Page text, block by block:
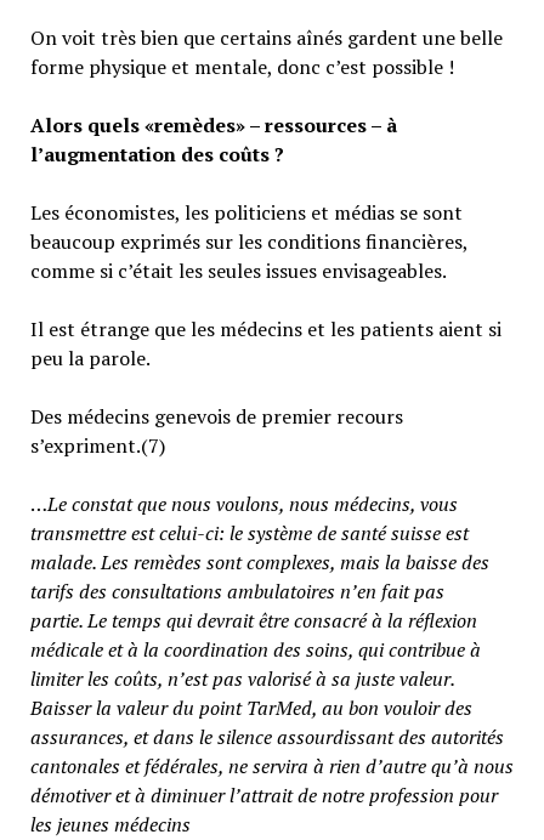
On voit très bien que certains aînés gardent une belle
forme physique et mentale, donc c’est possible !
Alors quels «remèdes» – ressources – à
l’augmentation des coûts ?
Les économistes, les politiciens et médias se sont
beaucoup exprimés sur les conditions financières,
comme si c’était les seules issues envisageables.
Il est étrange que les médecins et les patients aient si
peu la parole.
Des médecins genevois de premier recours
s’expriment.(7)
…Le constat que nous voulons, nous médecins, vous
transmettre est celui-ci: le système de santé suisse est
malade. Les remèdes sont complexes, mais la baisse des
tarifs des consultations ambulatoires n’en fait pas
partie.Le temps qui devrait être consacré à la réflexion
médicale et à la coordination des soins, qui contribue à
limiter les coûts, n’est pas valorisé à sa juste valeur.
Baisser la valeur du point TarMed, au bon vouloir des
assurances, et dans le silence assourdissant des autorités
cantonales et fédérales, ne servira à rien d’autre qu’à nous
démotiver et à diminuer l’attrait de notre profession pour
les jeunes médecins